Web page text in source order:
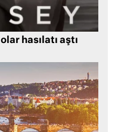
hasılatı aştı